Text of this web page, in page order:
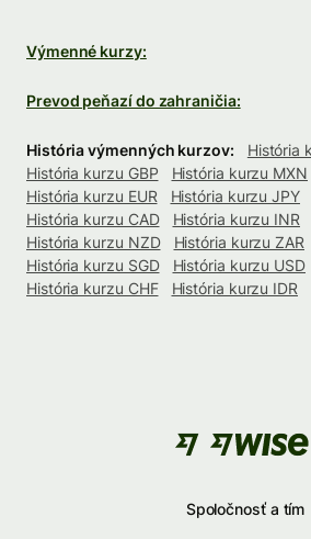
Výmenné kurzy:
Prevod peňazí do zahraničia:
História výmenných kurzov:
História
História kurzu GBP
História kurzu MXN
História kurzu EUR
História kurzu JPY
História kurzu CAD
História kurzu INR
História kurzu NZD
História kurzu ZAR
História kurzu SGD
História kurzu USD
História kurzu CHF
História kurzu IDR
Spoločnosť a tím